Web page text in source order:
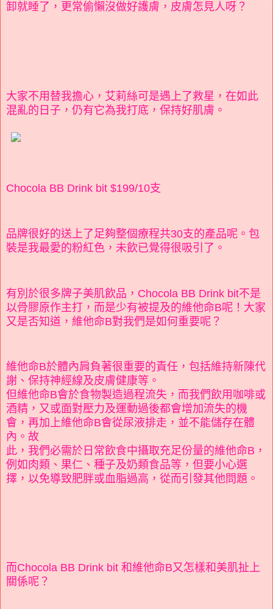
卸就睡了，更常偷懶沒做好護膚，皮膚怎見人呀？
大家不用替我擔心，艾莉絲可是遇上了救星，在如此
混亂的日子，仍有它為我打底，保持好肌膚。
Chocola BB Drink bit $199/10支
品牌很好的送上了足夠整個療程共30支的產品呢。包
裝是我最愛的粉紅色，未飲已覺得很吸引了。
有別於很多牌子美肌飲品，Chocola BB Drink bit不是
以骨膠原作主打，而是少有被提及的維他命B呢！大家
又是否知道，維他命B對我們是如何重要呢？
維他命B於體內肩負著很重要的責任，包括維持新陳代
謝、保持神經線及皮膚健康等。
但維他命B會於食物製造過程流失，而我們飲用咖啡或
酒精，又或面對壓力及運動過後都會增加流失的機
會，再加上維他命B會從尿液排走，並不能儲存在體
內。故
此，我們必需於日常飲食中攝取充足份量的維他命B，
例如肉類、果仁、種子及奶類食品等，但要小心選
擇，以免導致肥胖或血脂過高，從而引發其他問題。
而Chocola BB Drink bit 和維他命B又怎樣和美肌扯上
關係呢？